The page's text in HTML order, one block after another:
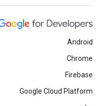
Android
Chrome
Firebase
Google Cloud Platform